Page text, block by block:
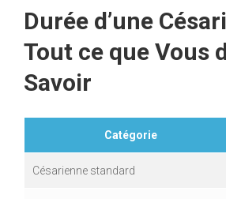
Durée d’une
Tout ce que Vous
Savoir
Catégorie
Césarienne standard